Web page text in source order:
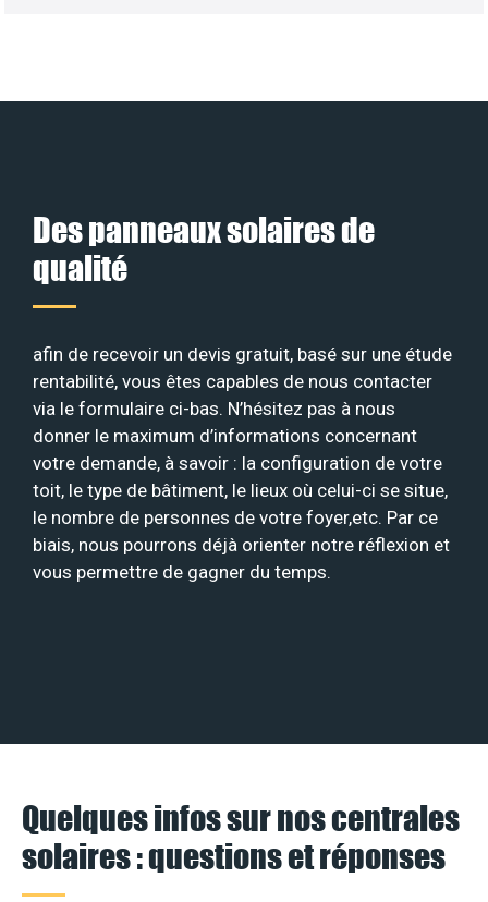
Des panneaux solaires de
qualité
afin de recevoir un devis gratuit, basé sur une étude
rentabilité, vous êtes capables de nous contacter
via le formulaire ci-bas. N’hésitez pas à nous
donner le maximum d’informations concernant
votre demande, à savoir : la configuration de votre
toit, le type de bâtiment, le lieux où celui-ci se situe,
le nombre de personnes de votre foyer,etc. Par ce
biais, nous pourrons déjà orienter notre réflexion et
vous permettre de gagner du temps.
Quelques infos sur nos centrales
solaires : questions et réponses